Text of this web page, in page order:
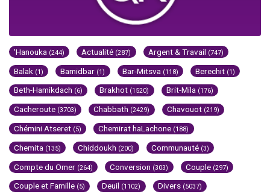
'Hanouka (244) Actualité (287) Argent & Travail (747)
Balak (1) Bamidbar (1) Bar-Mitsva (118) Berechit (1)
Beth-Hamikdach (6) Brakhot (1520) Brit-Mila (176)
Cacheroute (3703) Chabbath (2429) Chavouot (219)
Chémini Atseret (5) Chemirat haLachone (188)
Chemita (135) Chiddoukh (200) Communauté (3)
Compte du Omer (264) Conversion (303) Couple (297)
Couple et Famille (5) Deuil (1102) Divers (5037)